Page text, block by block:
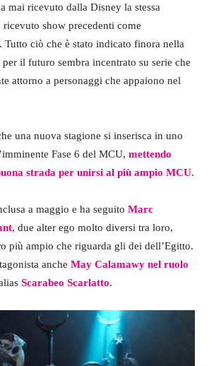
mai ricevuto dalla Disney la stessa
ricevuto show precedenti come
. Tutto ciò che è stato indicato finora nella
il futuro sembra incentrato su serie che
attorno a personaggi che appaiono nel
una nuova stagione si inserisca in uno
Fase 6 del MCU, mettendo
strada per unirsi al più ampio MCU.
a maggio e ha seguito Marc
, due alter ego molto diversi tra loro,
più ampio che riguarda gli dei dell’Egitto.
anche May Calamawy nel ruolo
Scarabeo Scarlatto.